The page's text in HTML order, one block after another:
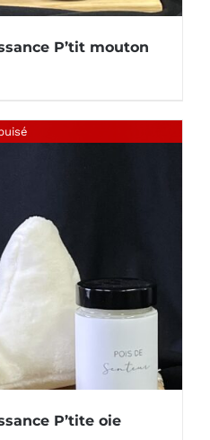
P’tit mouton
P’tite oie